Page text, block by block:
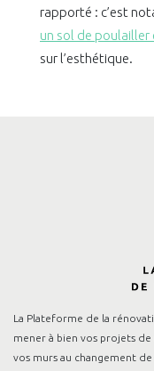
rapporté : c’est
un sol de poulailler
sur l’esthétique.
La Plateforme de la
mener à bien vos projets
vos murs au changement